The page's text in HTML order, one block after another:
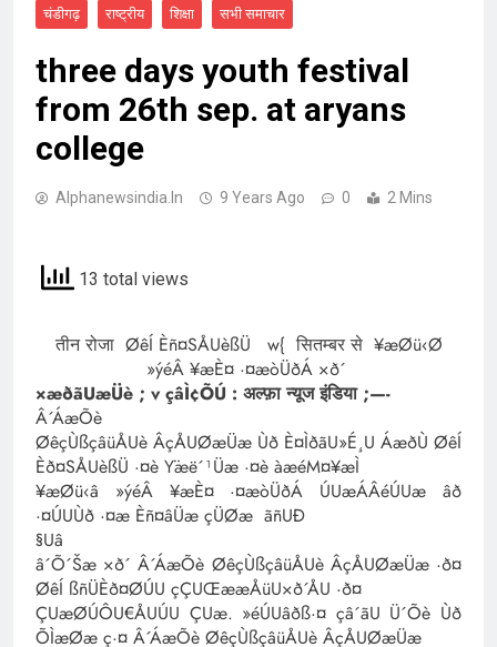
चंडीगढ़ राष्ट्रीय शिक्षा सभी समाचार
three days youth festival
from 26th sep. at aryans
college
Alphanewsindia.in 9 Years Ago 0 2 Mins
13 total views
तीन रोजा ØêÍ Èñ¤SÅUèßÜ w{ सितम्बर से ¥æØü‹Ø
»ýéÂ ¥æÈ¤ ·¤æòÜðÁ ×ð´
×æðãUæÜè ; v çâÌ¢ÕÚ : अल्फ़ा न्यूज इंडिया ;—-
Â´ÁæÕè
ØêçÙßçâüÅUè ÂçÅUØæÜæ Ùð È¤ÌðãU»É¸U ÁæðÙ ØêÍ
Èð¤SÅUèßÜ ·¤è Ÿæë´¹Üæ ·¤è àæéM¤¥æÌ
¥æØü‹â »ýéÂ ¥æÈ¤ ·¤æòÜðÁ ÚUæÁÂéÚUæ âð
·¤ÚUÙð ·¤æ Èñ¤âÜæ çÜØæ ãñUÐ
§Uâ
â´Õ´Šæ ×ð´ Â´ÁæÕè ØêçÙßçâüÅUè ÂçÅUØæÜæ ·ð¤
ØêÍ ßñÜÈð¤ØÚU çÇUŒææÅüU×ð´ÅU ·ð¤
ÇUæØÚÔU€ÅUÚU ÇUæ. »éÚUâðß·¤ çâ´ãU Ü´Õè Ùð
ÕÌæØæ ç·¤ Â´ÁæÕè ØêçÙßçâüÅUè ÂçÅUØæÜæ